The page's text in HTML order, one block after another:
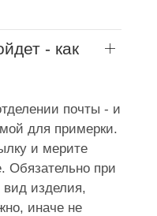
- как
почты - и
для примерки.
и мерите
Обязательно при
вид изделия,
иначе не